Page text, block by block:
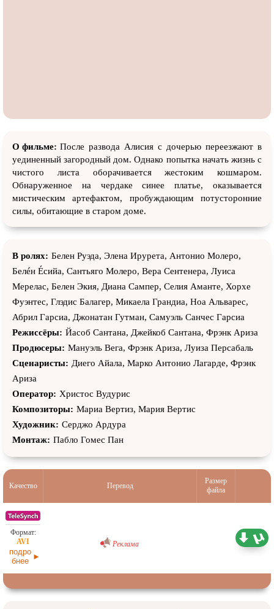
О фильме: После развода Алисия с дочерью переезжают в
уединенный загородный дом. Однако попытка начать жизнь с
чистого листа оборачивается жестоким кошмаром.
Обнаруженное на чердаке синее платье, оказывается
мистическим артефактом, пробуждающим потусторонние
силы, обитающие в старом доме.
В ролях: Белен Руэда, Элена Ирурета, Антонио Молеро,
Белéн Écийа, Сантьяго Молеро, Вера Сентенера, Луиса
Мерелас, Белен Экия, Диана Сампер, Селия Аманте, Хорхе
Фуэнтес, Глэдис Балагер, Микаела Грандиа, Ноа Альварес,
Абрил Гарсиа, Джонатан Гутман, Самуэль Санчес Гарсиа
Режиссёры: Йаcоб Сантана, Джейкоб Сантана, Фрэнк Ариза
Продюсеры: Мануэль Вега, Фрэнк Ариза, Луиза Персабаль
Сценаристы: Диего Айала, Марко Антонио Лагарде, Фрэнк
Ариза
Оператор: Христос Вудурис
Композиторы: Мариа Вертиз, Мария Вертис
Художник: Серджо Ардура
Монтаж: Пабло Гомес Пан
Качество Перевод
Размер
файла
подро
бнее
Реклама